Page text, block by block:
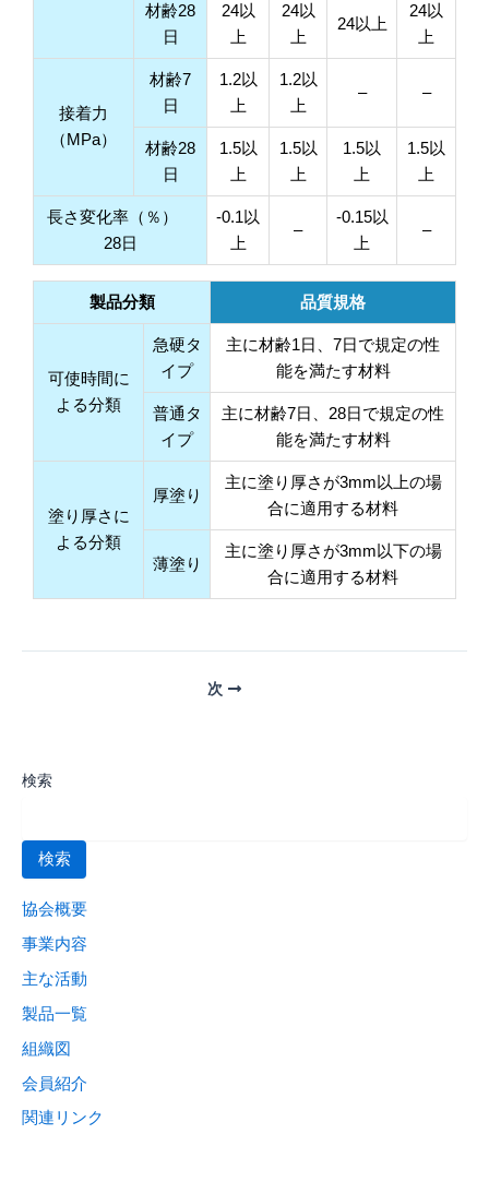
材齢28
日
24以
上
24以
上
24以上
24以
上
接着力
（MPa）
材齢7
日
1.2以
上
1.2以
上
– –
材齢28
日
1.5以
上
1.5以
上
1.5以
上
1.5以
上
長さ変化率（％）
28日
‐0.1以
上
–
‐0.15以
上
–
製品分類 品質規格
可使時間に
よる分類
急硬タ
イプ
主に材齢1日、7日で規定の性
能を満たす材料
普通タ
イプ
主に材齢7日、28日で規定の性
能を満たす材料
塗り厚さに
よる分類
厚塗り
主に塗り厚さが3mm以上の場
合に適用する材料
薄塗り
主に塗り厚さが3mm以下の場
合に適用する材料
次
検索
検索
協会概要
事業内容
主な活動
製品一覧
組織図
会員紹介
関連リンク